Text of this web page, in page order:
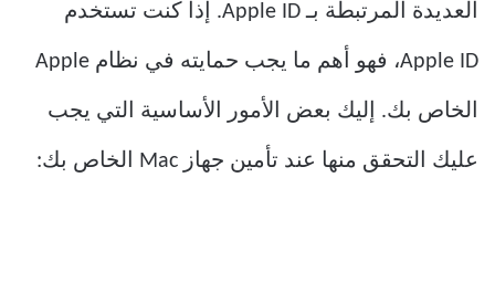
العديدة المرتبطة بـ Apple ID. إذا كنت تستخدم
Apple ID، فهو أهم ما يجب حمايته في نظام Apple
الخاص بك. إليك بعض الأمور الأساسية التي يجب
عليك التحقق منها عند تأمين جهاز Mac الخاص بك: